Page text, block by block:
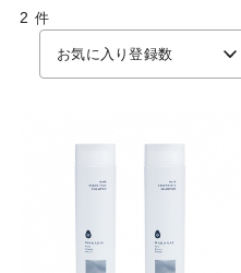
2 件
お気に入り登録数